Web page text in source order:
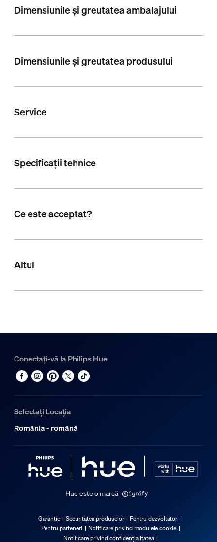
Dimensiunile și greutatea ambalajului
Dimensiunile și greutatea produsului
Service
Specificații tehnice
Ce este acceptat?
Altul
Conectați-vă la Philips Hue
Selectați Locația
România - română
Hue este o marcă
Garanție Securitatea produselor
Pentru dezvoltatori
Pentru parteneri
Notificare privind modulele cookie
Notificare privind confidențialitatea